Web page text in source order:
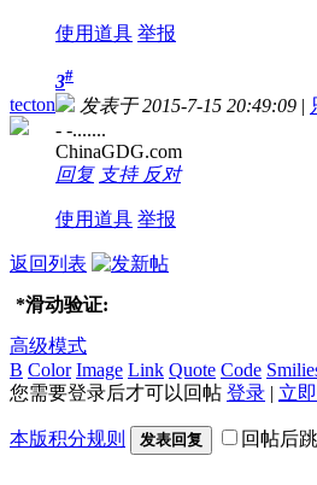
使用道具 举报
tecton
3#
发表于 2015-7-15 20:49:09 |
- -.......
ChinaGDG.com
回复 支持 反对
使用道具 举报
返回列表
*滑动验证:
高级模式
B Color Image Link Quote Code
您需要登录后才可以回帖 登录 | 立
本版积分规则 发表回复 回帖后